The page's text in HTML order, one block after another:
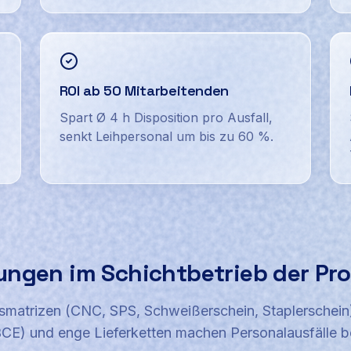
ROI ab 50 Mitarbeitenden
Spart Ø 4 h Disposition pro Ausfall,
senkt Leihpersonal um bis zu 60 %.
im Schichtbetrieb der
(CNC, SPS, Schweißerschein,
und enge Lieferketten machen Personalausfälle